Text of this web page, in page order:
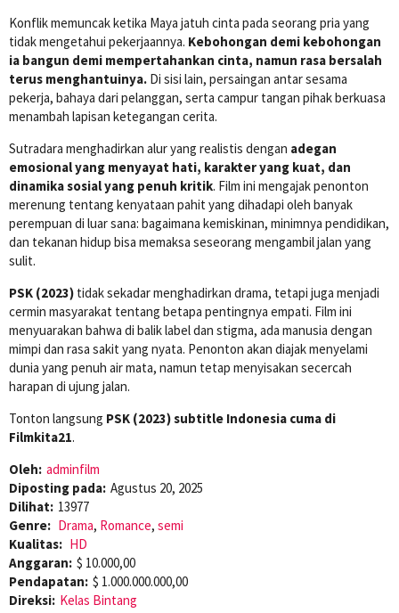
Konflik memuncak ketika Maya jatuh cinta pada seorang pria yang
tidak mengetahui pekerjaannya. Kebohongan demi kebohongan
ia bangun demi mempertahankan cinta, namun rasa bersalah
terus menghantuinya. Di sisi lain, persaingan antar sesama
pekerja, bahaya dari pelanggan, serta campur tangan pihak berkuasa
menambah lapisan ketegangan cerita.
Sutradara menghadirkan alur yang realistis dengan adegan
emosional yang menyayat hati, karakter yang kuat, dan
dinamika sosial yang penuh kritik. Film ini mengajak penonton
merenung tentang kenyataan pahit yang dihadapi oleh banyak
perempuan di luar sana: bagaimana kemiskinan, minimnya pendidikan,
dan tekanan hidup bisa memaksa seseorang mengambil jalan yang
sulit.
PSK (2023) tidak sekadar menghadirkan drama, tetapi juga menjadi
cermin masyarakat tentang betapa pentingnya empati. Film ini
menyuarakan bahwa di balik label dan stigma, ada manusia dengan
mimpi dan rasa sakit yang nyata. Penonton akan diajak menyelami
dunia yang penuh air mata, namun tetap menyisakan secercah
harapan di ujung jalan.
Tonton langsung PSK (2023) subtitle Indonesia cuma di
Filmkita21.
Oleh: adminfilm
Diposting pada: Agustus 20, 2025
Dilihat: 13977
Genre: Drama, Romance, semi
Kualitas: HD
Anggaran: $ 10.000,00
Pendapatan: $ 1.000.000.000,00
Direksi: Kelas Bintang